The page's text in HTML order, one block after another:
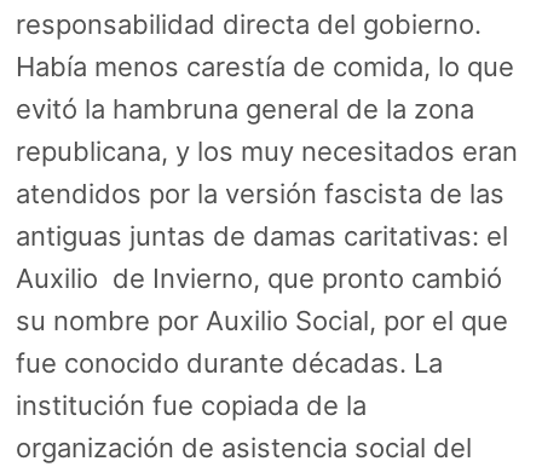
responsabilidad directa del gobierno.
Había menos carestía de comida, lo que
evitó la hambruna general de la zona
republicana, y los muy necesitados eran
atendidos por la versión fascista de las
antiguas juntas de damas caritativas: el
Auxilio de Invierno, que pronto cambió
su nombre por Auxilio Social, por el que
fue conocido durante décadas. La
institución fue copiada de la
organización de asistencia social del